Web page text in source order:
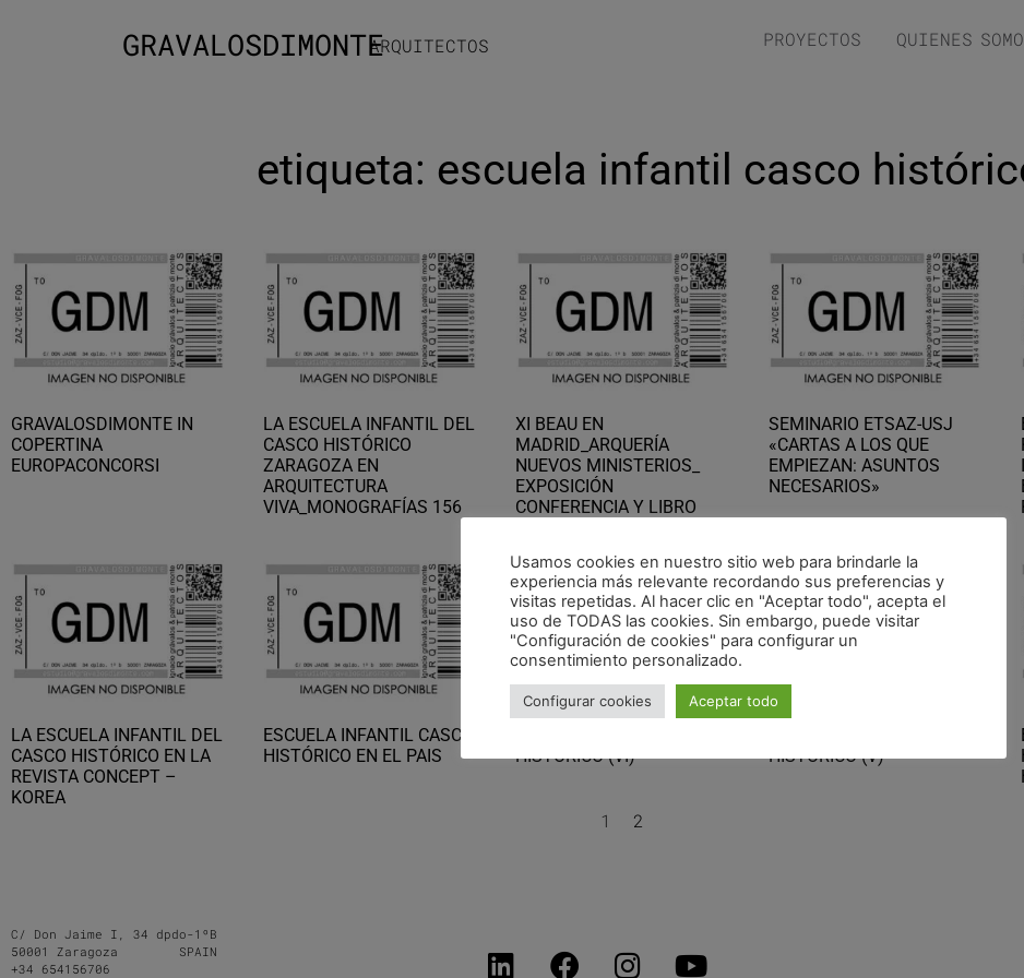
GRAVALOSDIMONTEARQUITECTOS PROYECTOS QUIENES
etiqueta: escuela infantil casco
GRAVALOSDIMONTE IN
COPERTINA
EUROPACONCORSI
LA ESCUELA INFANTIL DEL
CASCO HISTÓRICO
ZARAGOZA EN
ARQUITECTURA
VIVA_MONOGRAFÍAS 156
XI BEAU EN
MADRID_ARQUERÍA
NUEVOS MINISTERIOS_
EXPOSICIÓN
CONFERENCIA Y LIBRO
SEMINARIO ETSAZ-USJ
«CARTAS A LOS QUE
EMPIEZAN: ASUNTOS
NECESARIOS»
LA ESCUELA INFANTIL DEL
CASCO HISTÓRICO EN LA
REVISTA CONCEPT –
KOREA
ESCUELA INFANTIL CASCO
HISTÓRICO EN EL PAIS
HISTÓRICO (VI)
HISTÓRICO (V)
1 2
C/ Don Jaime I, 34 dpdo-1ºB
50001 Zaragoza SPAIN
+34 654156706
Usamos cookies en nuestro sitio web para brindarle la
experiencia más relevante recordando sus preferencias y
visitas repetidas. Al hacer clic en "Aceptar todo", acepta el
uso de TODAS las cookies. Sin embargo, puede visitar
"Configuración de cookies" para configurar un
consentimiento personalizado.
Configurar cookies Aceptar todo